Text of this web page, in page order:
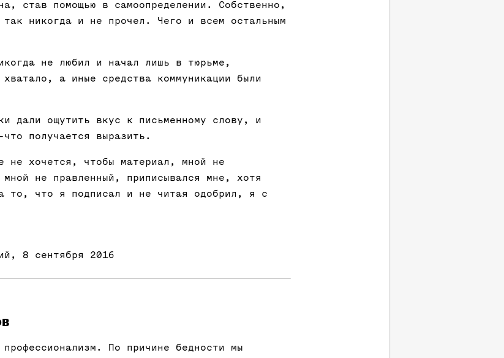
став помощью в самоопределении. Собственно,
никогда и не прочел. Чего и всем остальным
не любил и начал лишь в тюрьме,
хватало, а иные средства коммуникации были
дали ощутить вкус к письменному слову, и
получается выразить.
не хочется, чтобы материал, мной не
мной не правленный, приписывался мне, хотя
то, что я подписал и не читая одобрил, я с
8 сентября 2016
По причине бедности мы